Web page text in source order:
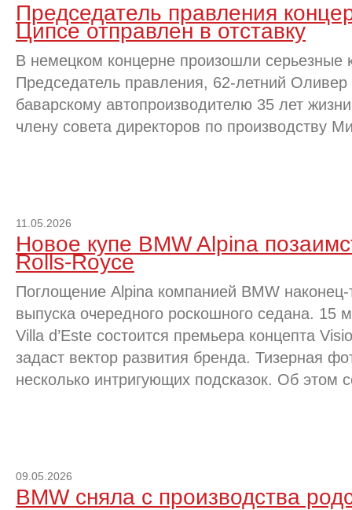
Председатель правления
Ципсе отправлен в отставку
В немецком концерне произошли серьезные
Председатель правления, 62-летний
баварскому автопроизводителю 35 лет
члену совета директоров по производству
11.05.2026
Новое купе BMW Alpina
Rolls-Royce
Поглощение Alpina компанией BMW
выпуска очередного роскошного седана. 15
Villa d’Este состоится премьера концепта
задаст вектор развития бренда. Тизерная
несколько интригующих подсказок. Об этом
09.05.2026
BMW сняла с производства